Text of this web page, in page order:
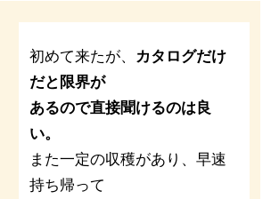
初めて来たが、 カタログだけ
だと限界が
あるので直接聞けるのは良
い。
また一定の収穫があり、早速
持ち帰って